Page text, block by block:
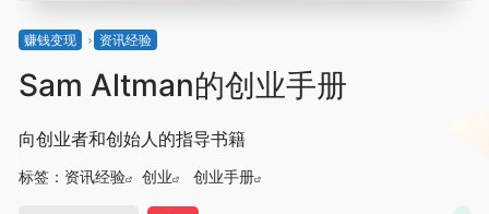
赚钱变现 资讯经验
Sam Altman的创业手册
向创业者和创始人的指导书籍
标签： 资讯经验 创业 创业手册